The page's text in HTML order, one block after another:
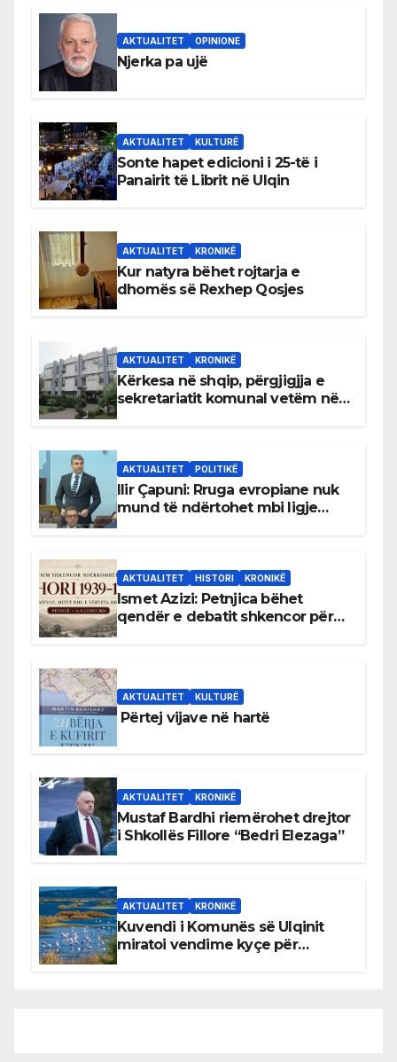
AKTUALITET OPINIONE
Njerka pa ujë
AKTUALITET KULTURË
Sonte hapet edicioni i 25-të i
Panairit të Librit në Ulqin
AKTUALITET KRONIKË
Kur natyra bëhet rojtarja e
dhomës së Rexhep Qosjes
AKTUALITET KRONIKË
Kërkesa në shqip, përgjigjja e
sekretariatit komunal vetëm në
AKTUALITET POLITIKË
Ilir Çapuni: Rruga evropiane nuk
mund të ndërtohet mbi ligje
AKTUALITET HISTORI KRONIKË
Ismet Azizi: Petnjica bëhet
qendër e debatit shkencor për
AKTUALITET KULTURË
Përtej vijave në hartë
AKTUALITET KRONIKË
Mustaf Bardhi riemërohet drejtor
i Shkollës Fillore “Bedri Elezaga”
AKTUALITET KRONIKË
Kuvendi i Komunës së Ulqinit
miratoi vendime kyçe për